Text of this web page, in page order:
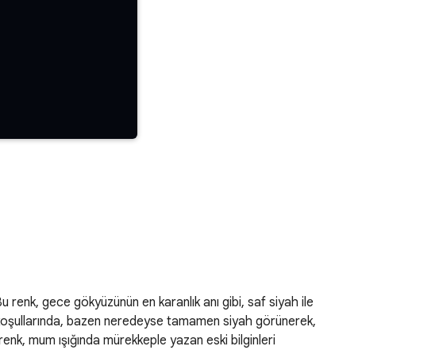
renk, gece gökyüzünün en karanlık anı gibi, saf siyah ile
bazen neredeyse tamamen siyah görünerek,
mum ışığında mürekkeple yazan eski bilginleri